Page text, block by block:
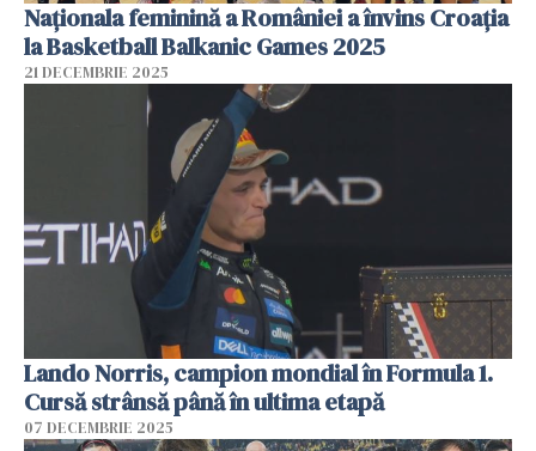
Naționala feminină a României a învins Croația
la Basketball Balkanic Games 2025
21 DECEMBRIE 2025
Lando Norris, campion mondial în Formula 1.
Cursă strânsă până în ultima etapă
07 DECEMBRIE 2025